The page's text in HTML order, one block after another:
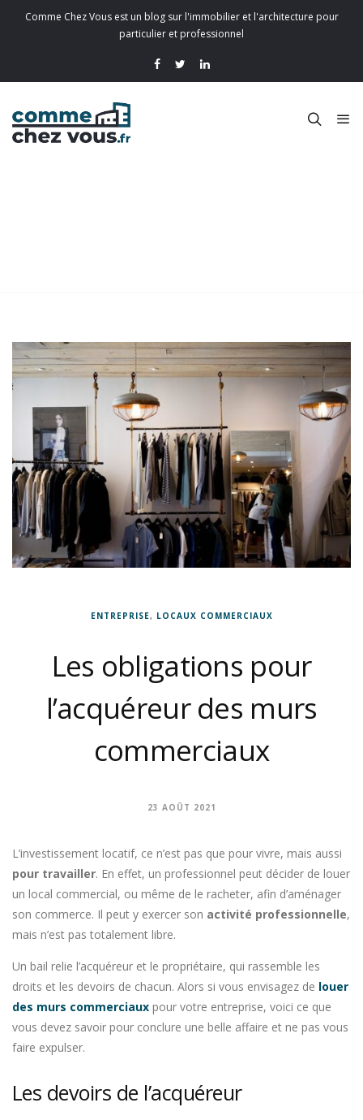
Comme Chez Vous est un blog sur l'immobilier et l'architecture pour
particulier et professionnel
ENTREPRISE, LOCAUX COMMERCIAUX
Les obligations pour
l’acquéreur des murs
commerciaux
23 AOÛT 2021
L’investissement locatif, ce n’est pas que pour vivre, mais aussi
pour travailler. En effet, un professionnel peut décider de louer
un local commercial, ou même de le racheter, afin d’aménager
son commerce. Il peut y exercer son activité professionnelle,
mais n’est pas totalement libre.
Un bail relie l’acquéreur et le propriétaire, qui rassemble les
droits et les devoirs de chacun. Alors si vous envisagez de louer
des murs commerciaux pour votre entreprise, voici ce que
vous devez savoir pour conclure une belle affaire et ne pas vous
faire expulser.
Les devoirs de l’acquéreur